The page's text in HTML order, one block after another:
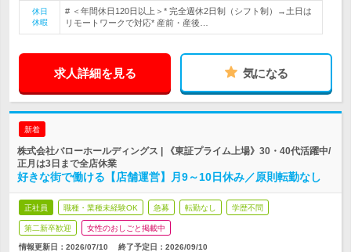
休日
休暇
# ＜年間休日120日以上＞* 完全週休2日制（シフト制）→土日は
リモートワークで対応* 産前・産後…
求人詳細を見る 気になる
新着
株式会社バローホールディングス | 《東証プライム上場》30・40代活躍中/
正月は3日まで全店休業
好きな街で働ける【店舗運営】月9～10日休み／原則転勤なし
正社員 職種・業種未経験OK 急募 転勤なし 学歴不問
第二新卒歓迎 女性のおしごと掲載中
情報更新日：2026/07/10 終了予定日： 2026/09/10